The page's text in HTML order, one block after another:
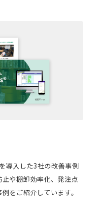
導入した3社の改善事例
や棚卸効率化、発注点
をご紹介しています。